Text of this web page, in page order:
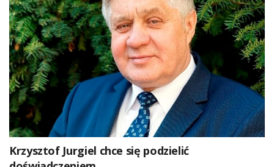
Krzysztof Jurgiel chce się podzielić